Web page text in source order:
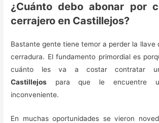
¿Cuánto debo abonar por
cerrajero en Castillejos?
Bastante gente tiene temor a perder la llave
cerradura. El fundamento primordial es
cuánto les va a costar contratar
Castillejos para que le encuentre
inconveniente.
En muchas oportunidades se vieron